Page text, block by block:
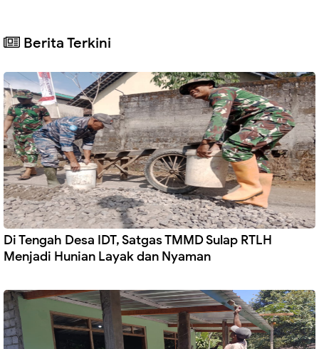
Berita Terkini
Di Tengah Desa IDT, Satgas TMMD Sulap RTLH
Menjadi Hunian Layak dan Nyaman